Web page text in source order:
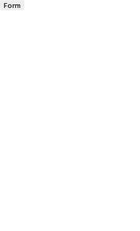
Form